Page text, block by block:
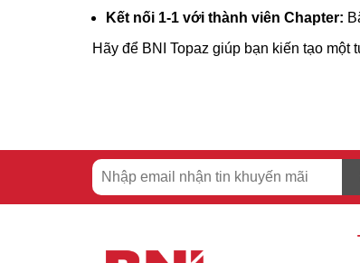
Kết nối 1-1 với thành viên Chapter:
Hãy để BNI Topaz giúp bạn kiến tạo